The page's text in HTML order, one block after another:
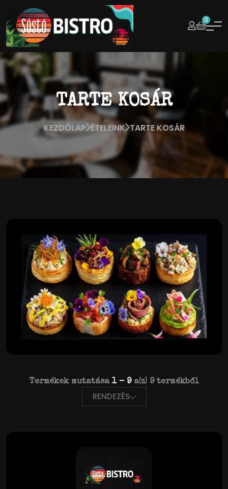
0
TARTE KOSÁR
KEZDŐLAP ÉTELEINK TARTE KOSÁR
Termékek mutatása 1 - 9a(z) 9 termékből
RENDEZÉS